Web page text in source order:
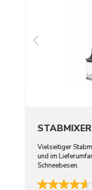
Vielseitiger
und im
Schneebesen.